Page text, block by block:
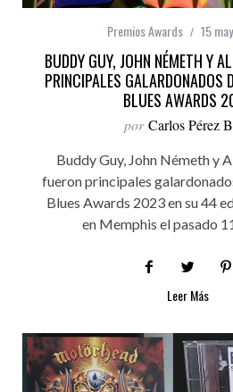
Premios Awards 15
BUDDY GUY, JOHN NÉMETH Y
PRINCIPALES GALARDONADOS
BLUES AWARDS
por Carlos Pérez
Buddy Guy, John Németh y
fueron principales
Blues Awards 2023 en su 44
en Memphis el pasado
Leer Más